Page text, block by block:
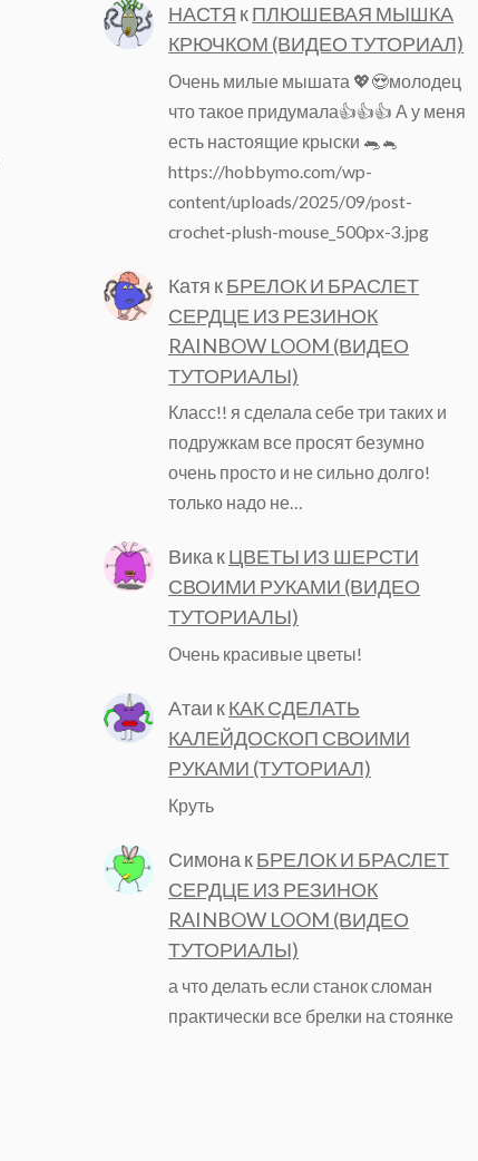
НАСТЯ кПЛЮШЕВАЯ МЫШКА
КРЮЧКОМ (ВИДЕО ТУТОРИАЛ)
Очень милые мышата 💖😍молодец
что такое придумала👍👍👍 А у меня
есть настоящие крыски 🐀🐁
https://hobbymo.com/wp-
content/uploads/2025/09/post-
crochet-plush-mouse_500px-3.jpg
Катя кБРЕЛОК И БРАСЛЕТ
СЕРДЦЕ ИЗ РЕЗИНОК
RAINBOW LOOM (ВИДЕО
ТУТОРИАЛЫ)
Класс!! я сделала себе три таких и
подружкам все просят безумно
очень просто и не сильно долго!
только надо не…
ВикакЦВЕТЫ ИЗ ШЕРСТИ
СВОИМИ РУКАМИ (ВИДЕО
ТУТОРИАЛЫ)
Очень красивые цветы!
Атаи кКАК СДЕЛАТЬ
КАЛЕЙДОСКОП СВОИМИ
РУКАМИ (ТУТОРИАЛ)
Круть
Симона кБРЕЛОК И БРАСЛЕТ
СЕРДЦЕ ИЗ РЕЗИНОК
RAINBOW LOOM (ВИДЕО
ТУТОРИАЛЫ)
а что делать если станок сломан
практически все брелки на стоянке